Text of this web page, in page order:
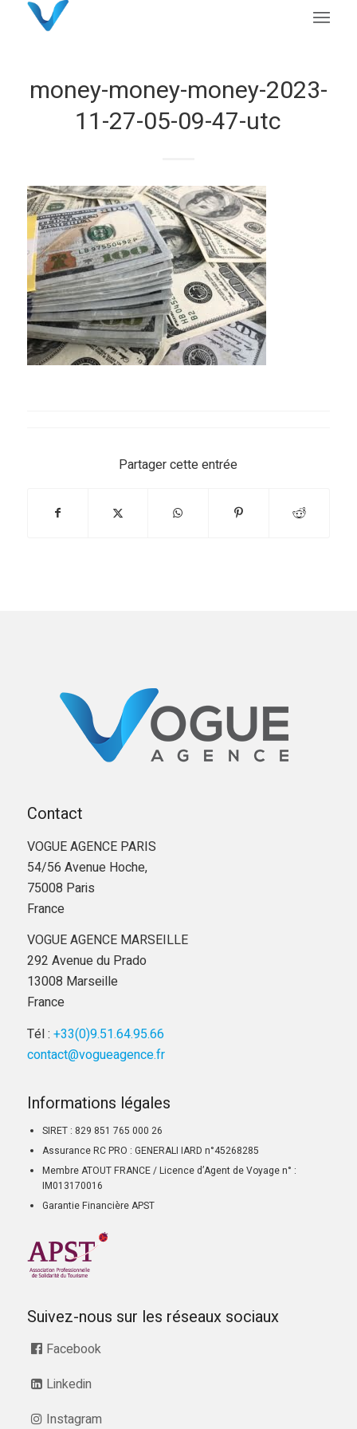
money-money-money-2023-
11-27-05-09-47-utc
Partager cette entrée
Contact
VOGUE AGENCE PARIS
54/56 Avenue Hoche,
75008 Paris
France
VOGUE AGENCE MARSEILLE
292 Avenue du Prado
13008 Marseille
France
Tél : +33(0)9.51.64.95.66
contact@vogueagence.fr
Informations légales
SIRET : 829 851 765 000 26
Assurance RC PRO : GENERALI IARD n°45268285
Membre ATOUT FRANCE / Licence d’Agent de Voyage n° :
IM013170016
Garantie Financière APST
Suivez-nous sur les réseaux sociaux
Facebook
Linkedin
Instagram